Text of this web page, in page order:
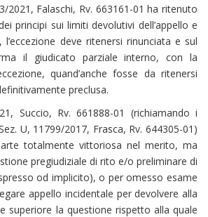
2021, Falaschi, Rv. 663161-01 ha ritenuto
principi sui limiti devolutivi dell’appello e
deve ritenersi rinunciata e sul
il giudicato parziale interno, con la
quand’anche fosse da ritenersi
preclusa.
Succio, Rv. 661888-01 (richiamando i
U, 11799/2017, Frasca, Rv. 644305-01)
totalmente vittoriosa nel merito, ma
pregiudiziale di rito e/o preliminare di
od implicito), o per omesso esame
appello incidentale per devolvere alla
superiore la questione rispetto alla quale